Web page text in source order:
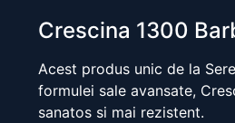
Crescina 1300
Acest produs unic de la
formulei sale avansate,
sanatos si mai rezistent.